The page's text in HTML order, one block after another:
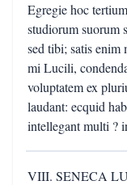
Egregie hoc
studiorum suorum
sed tibi; satis enim
mi Lucili,
voluptatem ex
laudant: ecquid
intellegant multi ?
VIII. SENECA